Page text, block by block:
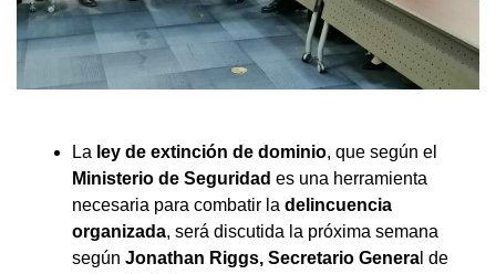
La ley de extinción de dominio, que según el
Ministerio de Seguridad es una herramienta
necesaria para combatir la delincuencia
organizada, será discutida la próxima semana
según Jonathan Riggs, Secretario Genera l de